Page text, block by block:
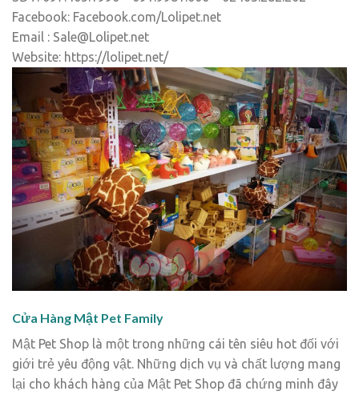
Facebook: Facebook.com/Lolipet.net
Email : Sale@Lolipet.net
Website: https://lolipet.net/
Cửa Hàng Mật Pet Family
Mật Pet Shop là một trong những cái tên siêu hot đối với
giới trẻ yêu động vật. Những dịch vụ và chất lượng mang
lại cho khách hàng của Mật Pet Shop đã chứng minh đây